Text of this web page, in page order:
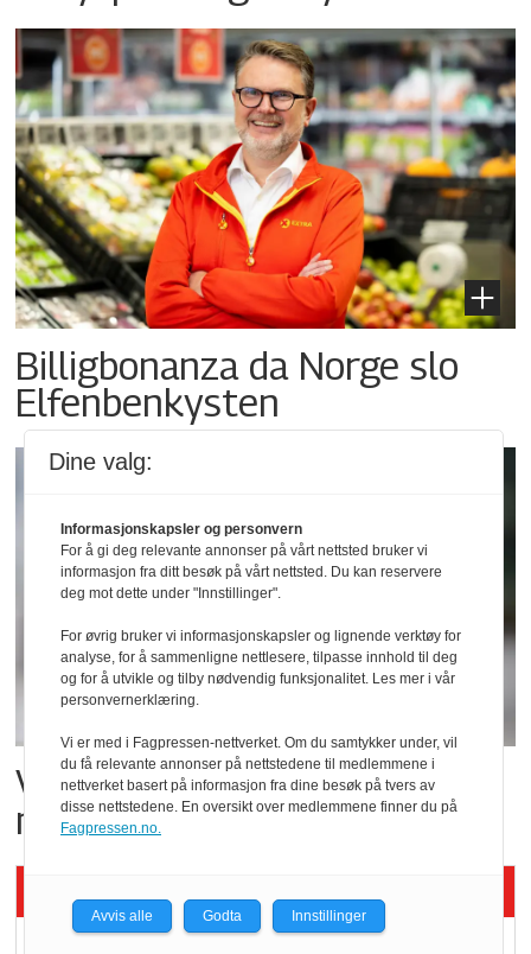
Billigbonanza da Norge slo
Elfenbenkysten
Vil vokse i brusmarkedet
med Dr Pepper
Siste artikler - KBS
Dine valg:
Informasjonskapsler og personvern
For å gi deg relevante annonser på vårt nettsted bruker vi
informasjon fra ditt besøk på vårt nettsted. Du kan reservere
deg mot dette under "Innstillinger".
For øvrig bruker vi informasjonskapsler og lignende verktøy for
analyse, for å sammenligne nettlesere, tilpasse innhold til deg
og for å utvikle og tilby nødvendig funksjonalitet. Les mer i vår
personvernerklæring.
Vi er med i Fagpressen-nettverket. Om du samtykker under, vil
du få relevante annonser på nettstedene til medlemmene i
nettverket basert på informasjon fra dine besøk på tvers av
disse nettstedene. En oversikt over medlemmene finner du på
Fagpressen.no.
Avvis alle Godta Innstillinger